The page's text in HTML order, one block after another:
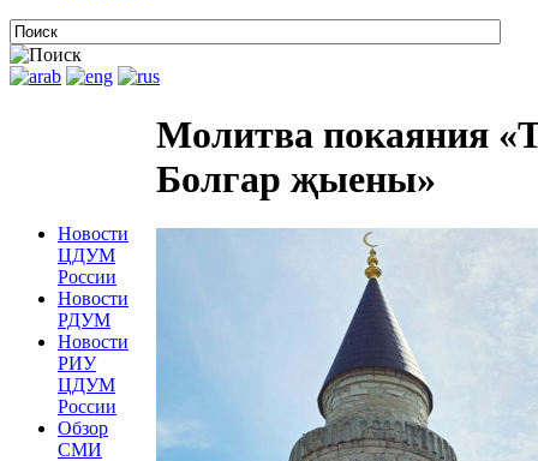
Новости
ЦДУМ
России
Новости
РДУМ
Новости
РИУ
ЦДУМ
России
Обзор
СМИ
Молитва покаяния
Болгар җыены»